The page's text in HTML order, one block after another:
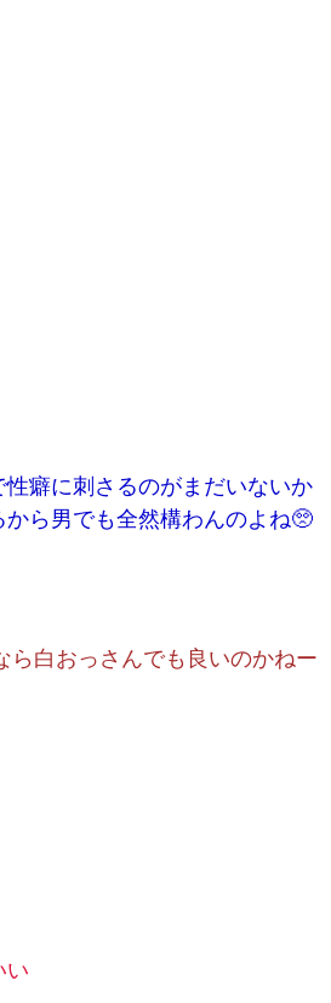
癖に刺さるのがまだいないか
ら男でも全然構わんのよね🥺
ら白おっさんでも良いのかねー
い